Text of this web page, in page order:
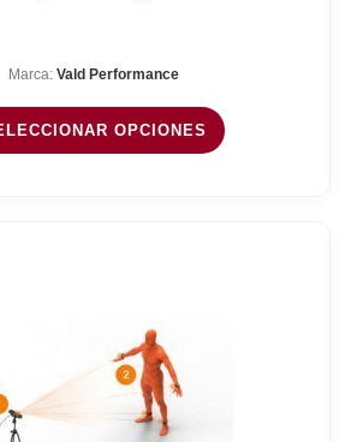
388,00 €
hasta
Marca: Vald Performance
OPCIONES